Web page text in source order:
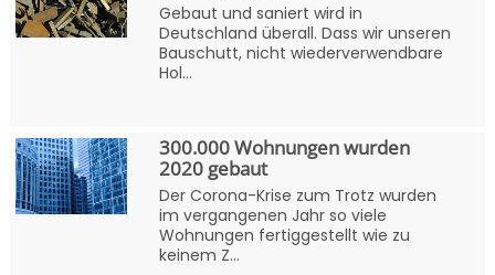
Gebaut und saniert wird in
Deutschland überall. Dass wir unseren
Bauschutt, nicht wiederverwendbare
Hol...
300.000 Wohnungen wurden
2020 gebaut
Der Corona-Krise zum Trotz wurden
im vergangenen Jahr so viele
Wohnungen fertiggestellt wie zu
keinem Z...